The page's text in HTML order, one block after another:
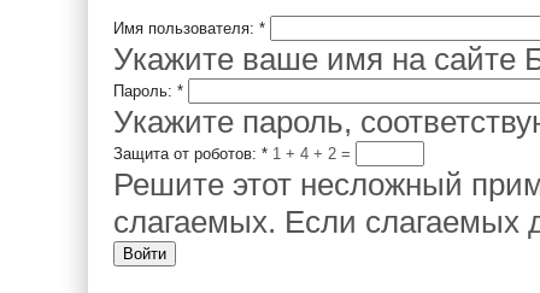
Имя пользователя: *
Укажите ваше имя на сайте
Пароль: *
Укажите пароль,
Защита от роботов: * 1 + 4 =
Решите этот несложный
слагаемых. Если слагаемых